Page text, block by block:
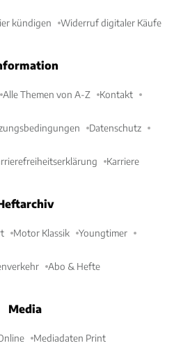
kündigen Widerruf digitaler Käufe
Alle Themen von A-Z Kontakt
Datenschutz
Karriere
Motor Klassik Youngtimer
Abo & Hefte
Media
Mediadaten Print